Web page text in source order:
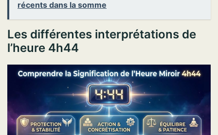
récents dans la somme
Les différentes interprétations de
l’heure 4h44